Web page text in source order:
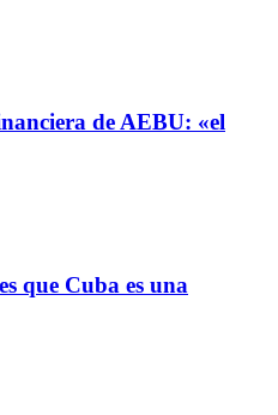
de AEBU: «el
que Cuba es una